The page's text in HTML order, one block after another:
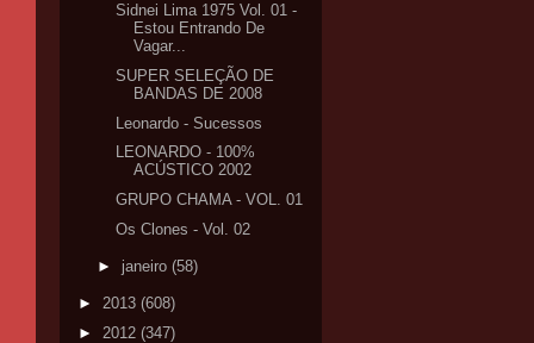
Sidnei Lima 1975 Vol. 01 -
Estou Entrando De
Vagar...
SUPER SELEÇÃO DE
BANDAS DE 2008
Leonardo - Sucessos
LEONARDO - 100%
ACÚSTICO 2002
GRUPO CHAMA - VOL. 01
Os Clones - Vol. 02
► janeiro (58)
► 2013 (608)
► 2012 (347)